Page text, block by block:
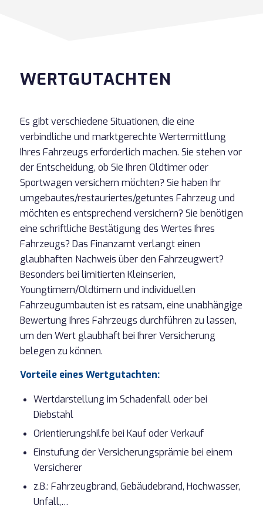
WERTGUTACHTEN
Es gibt verschiedene Situationen, die eine
verbindliche und marktgerechte Wertermittlung
Ihres Fahrzeugs erforderlich machen. Sie stehen vor
der Entscheidung, ob Sie Ihren Oldtimer oder
Sportwagen versichern möchten? Sie haben Ihr
umgebautes/restauriertes/getuntes Fahrzeug und
möchten es entsprechend versichern? Sie benötigen
eine schriftliche Bestätigung des Wertes Ihres
Fahrzeugs? Das Finanzamt verlangt einen
glaubhaften Nachweis über den Fahrzeugwert?
Besonders bei limitierten Kleinserien,
Youngtimern/Oldtimern und individuellen
Fahrzeugumbauten ist es ratsam, eine unabhängige
Bewertung Ihres Fahrzeugs durchführen zu lassen,
um den Wert glaubhaft bei Ihrer Versicherung
belegen zu können.
Vorteile eines Wertgutachten:
Wertdarstellung im Schadenfall oder bei
Diebstahl
Orientierungshilfe bei Kauf oder Verkauf
Einstufung der Versicherungsprämie bei einem
Versicherer
z.B.: Fahrzeugbrand, Gebäudebrand, Hochwasser,
Unfall,…